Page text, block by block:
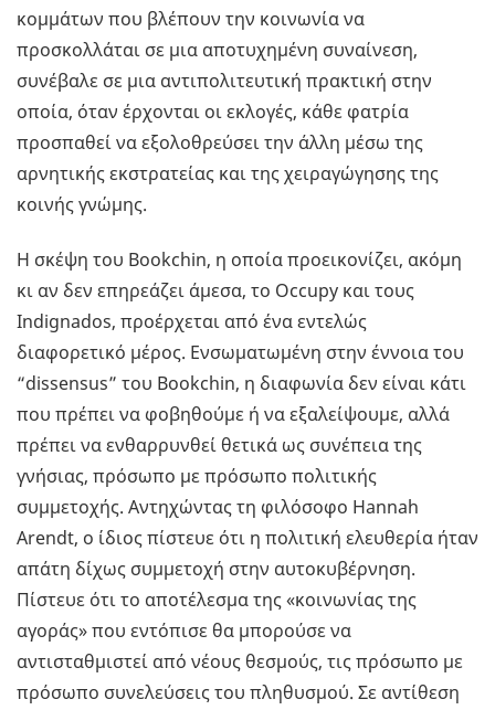
κομμάτων που βλέπουν την κοινωνία να
προσκολλάται σε μια αποτυχημένη συναίνεση,
συνέβαλε σε μια αντιπολιτευτική πρακτική στην
οποία, όταν έρχονται οι εκλογές, κάθε φατρία
προσπαθεί να εξολοθρεύσει την άλλη μέσω της
αρνητικής εκστρατείας και της χειραγώγησης της
κοινής γνώμης.
Η σκέψη του Bookchin, η οποία προεικονίζει, ακόμη
κι αν δεν επηρεάζει άμεσα, το Occupy και τους
Indignados, προέρχεται από ένα εντελώς
διαφορετικό μέρος. Ενσωματωμένη στην έννοια του
“dissensus” του Bookchin, η διαφωνία δεν είναι κάτι
που πρέπει να φοβηθούμε ή να εξαλείψουμε, αλλά
πρέπει να ενθαρρυνθεί θετικά ως συνέπεια της
γνήσιας, πρόσωπο με πρόσωπο πολιτικής
συμμετοχής. Αντηχώντας τη φιλόσοφο Hannah
Arendt, ο ίδιος πίστευε ότι η πολιτική ελευθερία ήταν
απάτη δίχως συμμετοχή στην αυτοκυβέρνηση.
Πίστευε ότι το αποτέλεσμα της «κοινωνίας της
αγοράς» που εντόπισε θα μπορούσε να
αντισταθμιστεί από νέους θεσμούς, τις πρόσωπο με
πρόσωπο συνελεύσεις του πληθυσμού. Σε αντίθεση